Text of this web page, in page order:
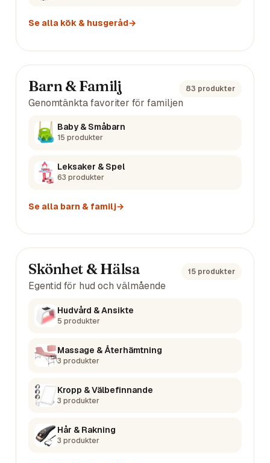
Se alla kök & husgeråd→
Barn & Familj 83 produkter
Genomtänkta favoriter för familjen
Baby & Småbarn
15 produkter
Leksaker & Spel
63 produkter
Se alla barn & familj→
Skönhet & Hälsa 15 produkter
Egentid för hud och välmående
Hudvård & Ansikte
5 produkter
Massage & Återhämtning
3 produkter
Kropp & Välbefinnande
3 produkter
Hår & Rakning
3 produkter